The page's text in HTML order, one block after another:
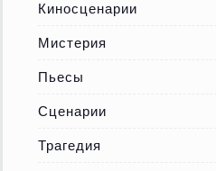
Киносценарии
Мистерия
Пьесы
Сценарии
Трагедия